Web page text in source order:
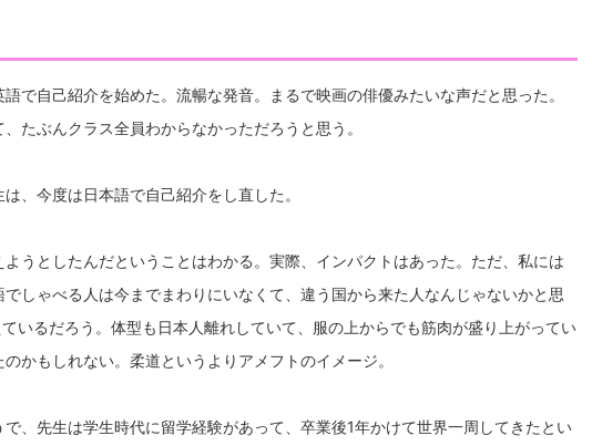
で自己紹介を始めた。流暢な発音。まるで映画の俳優みたいな声だと思った。
たぶんクラス全員わからなかっただろうと思う。
、今度は日本語で自己紹介をし直した。
うとしたんだということはわかる。実際、インパクトはあった。ただ、私には
しゃべる人は今までまわりにいなくて、違う国から来た人なんじゃないかと思
いるだろう。体型も日本人離れしていて、服の上からでも筋肉が盛り上がってい
かもしれない。柔道というよりアメフトのイメージ。
、先生は学生時代に留学経験があって、卒業後1年かけて世界一周してきたとい